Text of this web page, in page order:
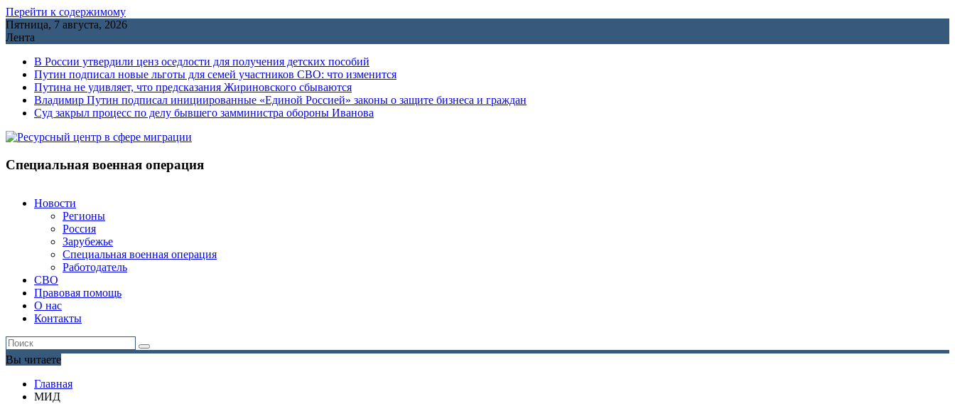
Перейти к содержимому
Пятница, 7 августа, 2026
Лента
В России утвердили ценз оседлости для получения детских пособий
Путин подписал новые льготы для семей участников СВО: что изменится
Путина не удивляет, что предсказания Жириновского сбываются
Владимир Путин подписал инициированные «Единой Россией» законы о защите бизнеса и граждан
Cуд закрыл процесс по делу бывшего замминистра обороны Иванова
Специальная военная операция
Новости
Регионы
Россия
Зарубежье
Специальная военная операция
Работодатель
СВО
Правовая помощь
О нас
Контакты
Вы читаете
Главная
МИД